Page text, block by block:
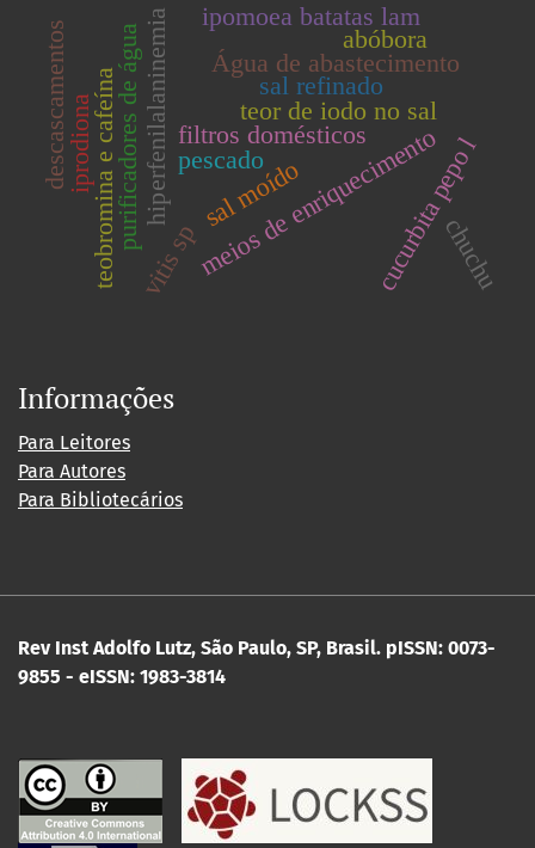
pescado
hiperfenilalaninemia filtros domésticos
purificadores de água Água de abastecimento
teobromina e cafeína sal refinado
sal moído
teor de iodo no sal
meios de enriquecimento
cucurbita pepo l
abóbora
chuchu
ipomoea batatas lam
vitis sp
iprodiona
descascamentos
Informações
Para Leitores
Para Autores
Para Bibliotecários
Rev Inst Adolfo Lutz, São Paulo, SP, Brasil. pISSN: 0073-
9855 - eISSN: 1983-3814